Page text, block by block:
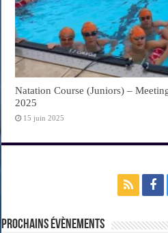
Natation Course (Juniors) –
2025
15 juin 2025
Prochains évènements